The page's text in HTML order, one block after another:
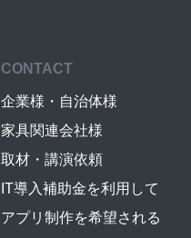
CONTACT
企業様・自治体様
家具関連会社様
取材・講演依頼
IT導入補助金を利用して
アプリ制作を希望される